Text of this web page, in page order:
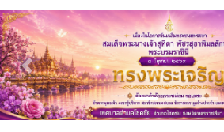
Previous